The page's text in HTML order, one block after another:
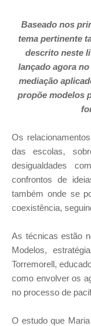
Baseado nos
tema pertinente
descrito neste
lançado agora
mediação
propõe modelos
Os
das escolas,
desigualdades
confrontos de
também onde se
coexistência,
As técnicas estão
Modelos,
Torremorell,
como envolver os
no processo de
O estudo que